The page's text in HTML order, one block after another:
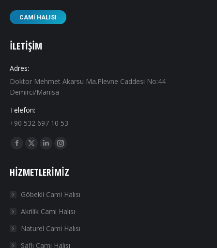
CAMI HALISI
İLETIŞIM
Adres:
Doktor Mehmet Akarsu Ma.Plevne Caddesi No:44
Demirci/Manisa
Telefon:
+90 532 697 10 53
Find us on:
Facebook
opens
new
window
X
opens
new
window
Linkedin
opens
new
window
Instagram
opens
new
window
HIZMETLERIMIZ
Göbekli Cami Halısı
Akrilik Cami Halısı
Naturel Cami Halısı
Saflı Cami Halısı